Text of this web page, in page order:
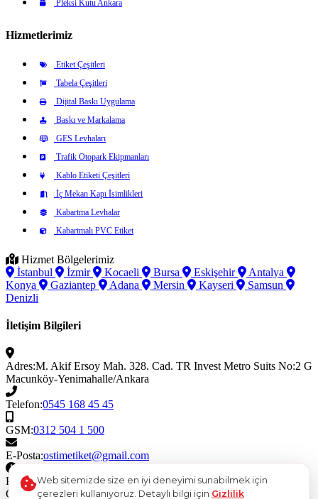
Pleksi Kutu Ankara
Hizmetlerimiz
Etiket Çeşitleri
Tabela Çeşitleri
Dijital Baskı Uygulama
Baskı ve Markalama
GES Levhaları
Trafik Otopark Ekipmanları
Kablo Etiketi Çeşitleri
İç Mekan Kapı İsimlikleri
Kabartma Levhalar
Kabartmalı PVC Etiket
Hizmet Bölgelerimiz
İstanbul
İzmir Kocaeli Bursa Eskişehir
Antalya
Konya
Gaziantep Adana Mersin Kayseri
Samsun
Denizli
İletişim Bilgileri
Adres:M. Akif Ersoy Mah. 328. Cad. TR Invest Metro Suits No:2 G
Macunköy-Yenimahalle/Ankara
Telefon:0545 168 45 45
GSM:0312 504 1 500
E-Posta:ostimetiket@gmail.com
Pazartesi - Cuma08:30 - 18:30
Cumartesi08:30 - 17:00
Web sitemizde size en iyi deneyimi sunabilmek için
çerezleri kullanıyoruz. Detaylı bilgi için Gizlilik